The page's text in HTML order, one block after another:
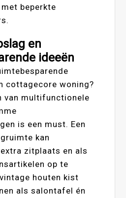
beperkte
en
ideeën
cottagecore woning?
van multifunctionele
is een must. Een
kan
zitplaats en als
op te
houten kist
als salontafel én